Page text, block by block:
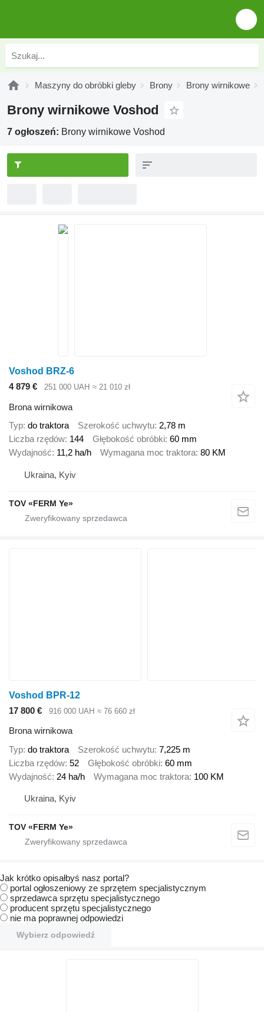
Maszyny do obróbki gleby Brony Brony wirnikowe
Brony wirnikowe Voshod
7 ogłoszeń: Brony wirnikowe Voshod
Voshod BRZ-6
4 879 €
251 000 UAH ≈ 21 010 zł
Brona wirnikowa
Typ do traktora Szerokość uchwytu 2,78 m
Liczba rzędów 144 Głębokość obróbki 60 mm
Wydajność 11,2 ha/h Wymagana moc traktora 80 KM
Ukraina, Kyiv
TOV «FERM Ye»
Voshod BPR-12
17 800 €
916 000 UAH ≈ 76 660 zł
Brona wirnikowa
Typ do traktora Szerokość uchwytu 7,225 m
Liczba rzędów 52 Głębokość obróbki 60 mm
Wydajność 24 ha/h Wymagana moc traktora 100 KM
Ukraina, Kyiv
TOV «FERM Ye»
Jak krótko opisałbyś nasz portal?
portal ogłoszeniowy ze sprzętem specjalistycznym
sprzedawca sprzętu specjalistycznego
producent sprzętu specjalistycznego
nie ma poprawnej odpowiedzi
Wybierz odpowiedź